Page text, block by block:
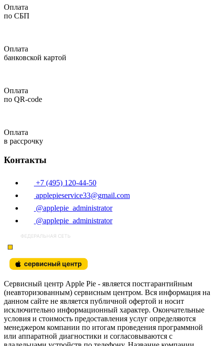
Оплата
по СБП
Оплата
банковской картой
Оплата
по QR-code
Оплата
в рассрочку
Контакты
+7 (495) 120-44-50
applepieservice33@gmail.com
@applepie_administrator
@applepie_administrator
Сервисный центр Apple Pie - является постгарантийным
(неавторизованным) сервисным центром. Вся информация на
данном сайте не является публичной офертой и носит
исключительно информационный характер. Окончательные
условия и стоимость предоставления услуг определяются
менеджером компании по итогам проведения программной
или аппаратной диагностики и согласовываются с